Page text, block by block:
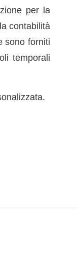
per la
contabilità
sono forniti
temporali